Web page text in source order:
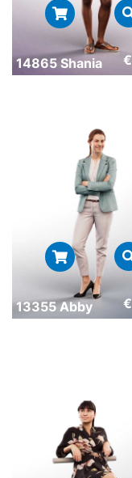
14865 Shania €
13355 Abby €